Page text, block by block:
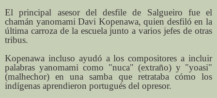
El principal asesor del desfile de Salgueiro fue el
chamán yanomami Davi Kopenawa, quien desfiló en la
última carroza de la escuela junto a varios jefes de otras
tribus.
Kopenawa incluso ayudó a los compositores a incluir
palabras yanomami como "nuca" (extraño) y "yoasi"
(malhechor) en una samba que retrataba cómo los
indígenas aprendieron portugués del opresor.